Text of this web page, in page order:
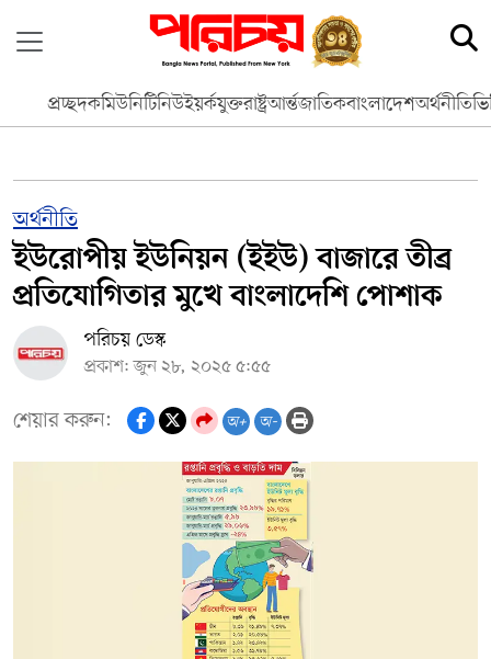
প্রচ্ছদকমিউনিটিনিউইয়র্কযুক্তরাষ্ট্রআর্ন্তজাতিকবাংলাদেশঅর্থনীতি
অর্থনীতি
ইউরোপীয় ইউনিয়ন (ইইউ) বাজারে তীব্র
প্রতিযোগিতার মুখে বাংলাদেশি পোশাক
পরিচয় ডেস্ক
প্রকাশ: জুন ২৮, ২০২৫ ৫:৫৫
শেয়ার করুন: অ+ অ-